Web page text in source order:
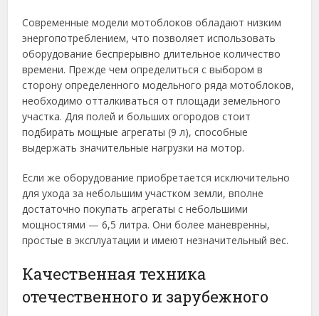
Современные модели мотоблоков обладают низким
энергопотреблением, что позволяет использовать
оборудование беспрерывно длительное количество
времени. Прежде чем определиться с выбором в
сторону определенного модельного ряда мотоблоков,
необходимо отталкиваться от площади земельного
участка. Для полей и больших огородов стоит
подбирать мощные агрегаты (9 л), способные
выдержать значительные нагрузки на мотор.
Если же оборудование приобретается исключительно
для ухода за небольшим участком земли, вполне
достаточно покупать агрегаты с небольшими
мощностями — 6,5 литра. Они более маневренны,
простые в эксплуатации и имеют незначительный вес.
Качественная техника
отечественного и зарубежного